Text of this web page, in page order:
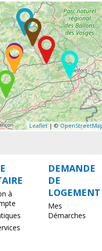
Leaflet| ©
à
DEMANDE
DE
LOGEMENT
Mes
Démarches